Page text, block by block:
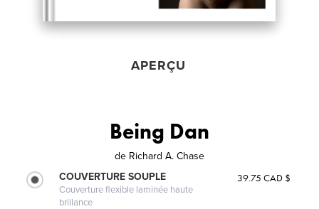
APERÇU
Being Dan
de Richard A. Chase
COUVERTURE SOUPLE
Couverture flexible laminée haute
brillance
39.75 CAD $